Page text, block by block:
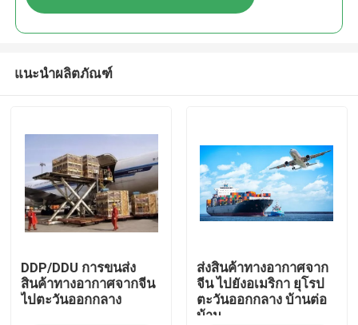
แนะนำผลิตภัณฑ์
DDP/DDU การขนส่ง
สินค้าทางอากาศจากจีน
ไปตะวันออกกลาง
ส่งสินค้าทางอากาศจาก
จีน ไปยังอเมริกา ยุโรป
ตะวันออกกลาง บ้านต่อ
บ้าน